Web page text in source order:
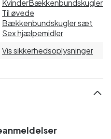
KvinderBækkenbundskugler
Til øvede
Bækkenbundskugler sæt
Sex hjælpemidler
Vis sikkerhedsoplysninger